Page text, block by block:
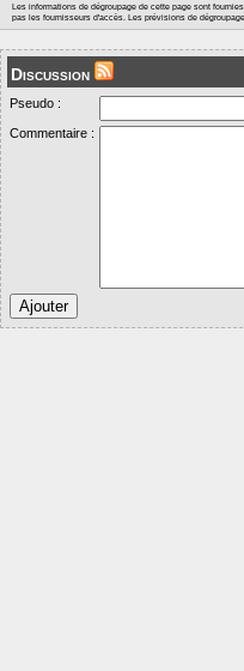
Les informations de dégroupage de cette page sont
pas les fournisseurs d'accès. Les prévisions de
Discussion
Pseudo :
Commentaire :